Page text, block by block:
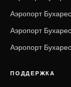
Аэропорт
Аэропорт
Аэропорт
ПОДДЕРЖКА